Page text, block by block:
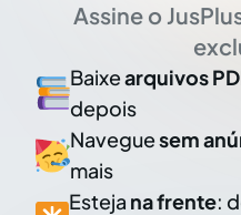
Assine o
Baixearquivos
depois
Naveguesem
mais
Esteja na frente: